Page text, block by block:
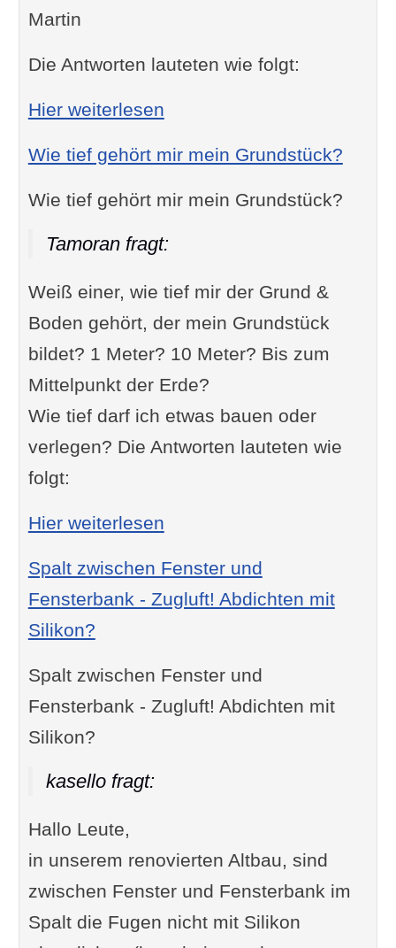
Martin
Die Antworten lauteten wie folgt:
Hier weiterlesen: Ab wann ist schief ein
Wie tief gehört mir mein Grundstück?
Wie tief gehört mir mein Grundstück?
Tamoran fragt:
Weiß einer, wie tief mir der Grund &
Boden gehört, der mein Grundstück
bildet? 1 Meter? 10 Meter? Bis zum
Mittelpunkt der Erde?
Wie tief darf ich etwas bauen oder
verlegen? Die Antworten lauteten wie
folgt:
Hier weiterlesen: Wie tief gehört mir mein
Spalt zwischen Fenster und
Fensterbank - Zugluft! Abdichten mit
Silikon?
Spalt zwischen Fenster und
Fensterbank - Zugluft! Abdichten mit
Silikon?
kasello fragt:
Hallo Leute,
in unserem renovierten Altbau, sind
zwischen Fenster und Fensterbank im
Spalt die Fugen nicht mit Silikon